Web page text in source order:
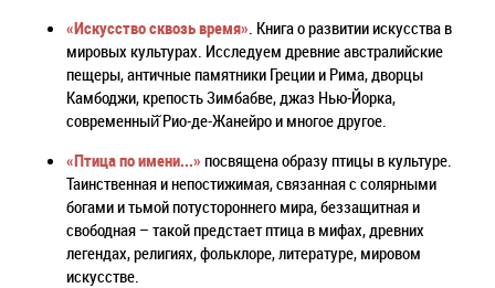
«Искусство сквозь время». Книга о развитии искусства в
мировых культурах. Исследуем древние австралийские
пещеры, античные памятники Греции и Рима, дворцы
Камбоджи, крепость Зимбабве, джаз Нью-Йорка,
современный̆ Рио-де-Жанейро и многое другое.
«Птица по имени...» посвящена образу птицы в культуре.
Таинственная и непостижимая, связанная с солярными
богами и тьмой потустороннего мира, беззащитная и
свободная – такой предстает птица в мифах, древних
легендах, религиях, фольклоре, литературе, мировом
искусстве.